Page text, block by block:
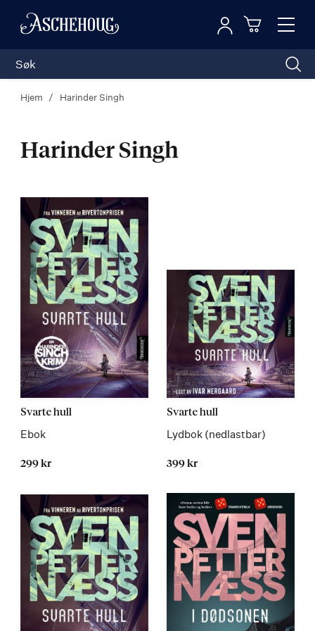
Toggle
Logg inn
Hjem Harinder Singh
Harinder Singh
Svarte hull
Ebok
299 kr
Utgivelsesår
ikke
i
Les
mer
Svarte hull
Lydbok (nedlastbar)
399 kr
Les
mer